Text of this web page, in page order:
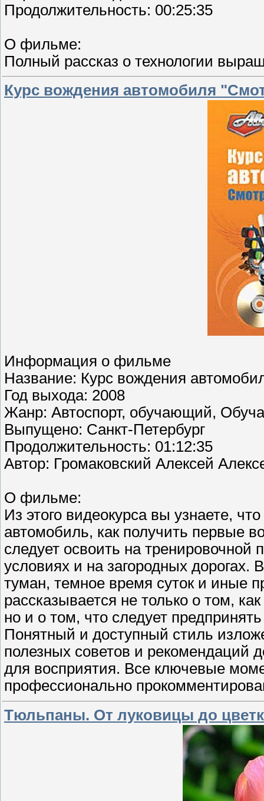
Продолжительность: 00:25:35
О фильме:
Полный рассказ о технологии
Курс вождения автомобиля
Информация о фильме
Название: Курс вождения
Год выхода: 2008
Жанр: Автоспорт, обучающий,
Выпущено: Санкт-Петербург
Продолжительность: 01:12:35
Автор: Громаковский Алексей
О фильме:
Из этого видеокурса вы узнаете,
автомобиль, как получить первые
следует освоить на тренировочной
условиях и на загородных дорогах.
туман, темное время суток и иные
рассказывается не только о том,
но и о том, что следует
Понятный и доступный стиль
полезных советов и рекомендаций
для восприятия. Все ключевые
профессионально
Тюльпаны. От луковицы до